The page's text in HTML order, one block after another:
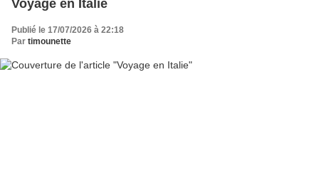
Voyage en Italie
Publié le 17/07/2026 à 22:18
Par timounette